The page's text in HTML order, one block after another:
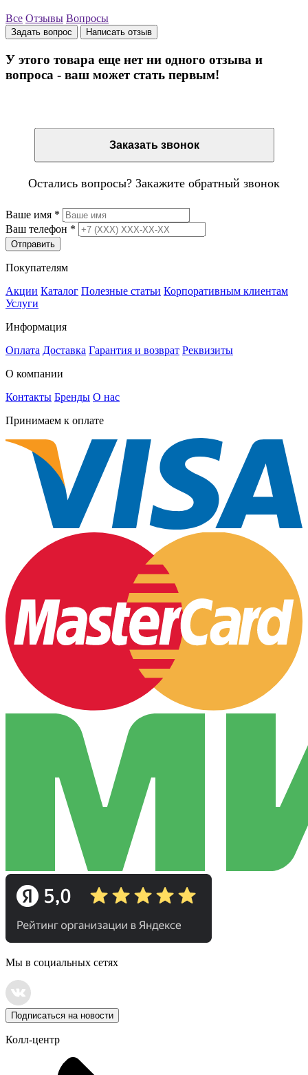
Все Отзывы Вопросы
Задать вопрос Написать отзыв
У этого товара еще нет ни одного отзыва и
вопроса - ваш может стать первым!
Заказать звонок
Остались вопросы? Закажите обратный звонок
Ваше имя *
Ваш телефон *
Отправить
Покупателям
Акции Каталог Полезные статьи Корпоративным клиентам
Услуги
Информация
Оплата Доставка Гарантия и возврат Реквизиты
О компании
Контакты Бренды О нас
Принимаем к оплате
Мы в социальных сетях
Подписаться на новости
Колл-центр